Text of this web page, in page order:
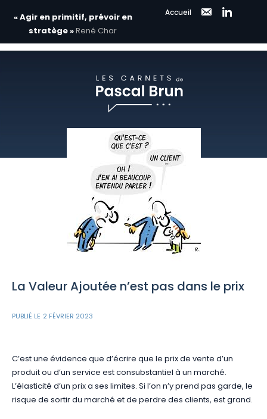
« Agir en primitif, prévoir en
stratège »René Char
Accueil
La Valeur Ajoutée n’est pas dans le prix
PUBLIÉ LE 2 FÉVRIER 2023
C’est une évidence que d’écrire que le prix de vente d’un
produit ou d’un service est consubstantiel à un marché.
L’élasticité d’un prix a ses limites. Si l’on n’y prend pas garde, le
risque de sortir du marché et de perdre des clients, est grand.